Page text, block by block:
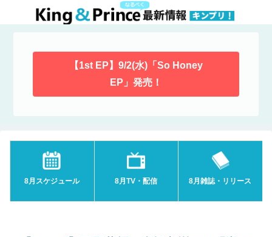
【1st EP】9/2(水)「So Honey
EP」発売！
8月スケジュール 8月TV・配信 8月雑誌・リリース